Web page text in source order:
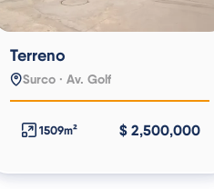
Terreno
Surco · Av. Golf
1509m² $ 2,500,000